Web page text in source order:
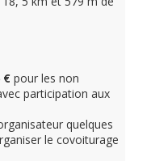
€ pour les non
participation aux
quelques
le covoiturage